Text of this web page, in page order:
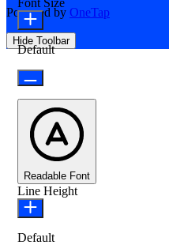
Powered by OneTap
Hide Toolbar
Default
Readable Font
Line Height
Default